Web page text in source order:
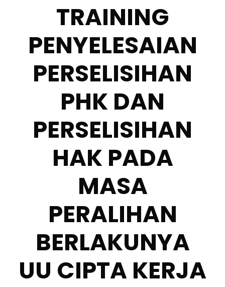
TRAINING
PENYELESAIAN
PERSELISIHAN
PHK DAN
PERSELISIHAN
HAK PADA
MASA
PERALIHAN
BERLAKUNYA
UU CIPTA KERJA